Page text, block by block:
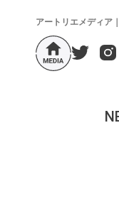
アートリエメディア